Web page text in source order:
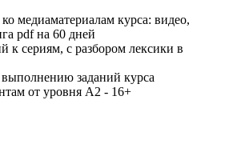
медиаматериалам курса: видео,
pdf на 60 дней
к сериям, с разбором лексики в
заданий курса
от уровня A2 - 16+